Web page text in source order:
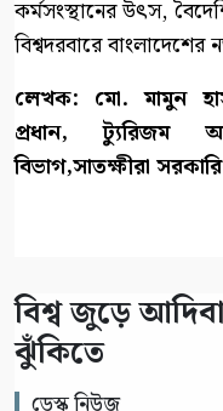
কর্মসংস্থানের উৎস,
বিশ্বদরবারে
লেখক: মো. মামুন
প্রধান, ট্যুরিজম
বিভাগ,সাতক্ষীরা
বিশ্ব জুড়ে
ঝুঁকিতে